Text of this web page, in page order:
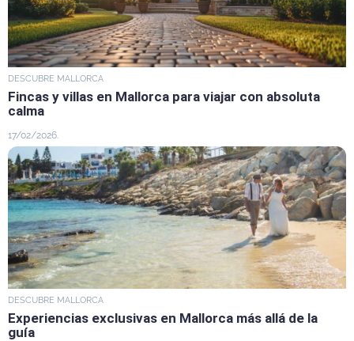
DESCUBRE MALLORCA
Fincas y villas en Mallorca para viajar con absoluta
calma
17/02/2026
DESCUBRE MALLORCA
Experiencias exclusivas en Mallorca más allá de la
guía